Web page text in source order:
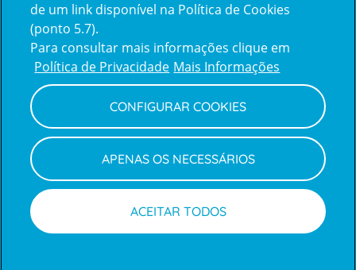
Reclamações
e
elogios
Policy
Política de Privacidade e Cookies
Termos e Condições
Declaração de Acessibilidade
Canal de Denúncias
Informações legais
de um link disponível na Política de Cookies
(ponto 5.7).
Para consultar mais informações clique em
Política de Privacidade Mais Informações
CONFIGURAR COOKIES
APENAS OS NECESSÁRIOS
ACEITAR TODOS